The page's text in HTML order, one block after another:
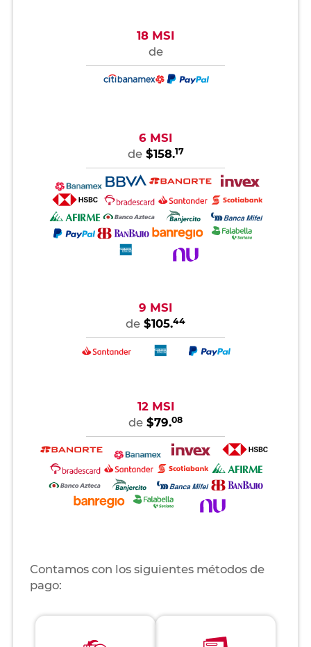
18 MSI
de
6 MSI
de $158.17
9 MSI
de $105.44
12 MSI
de $79.08
Contamos con los siguientes métodos de
pago: